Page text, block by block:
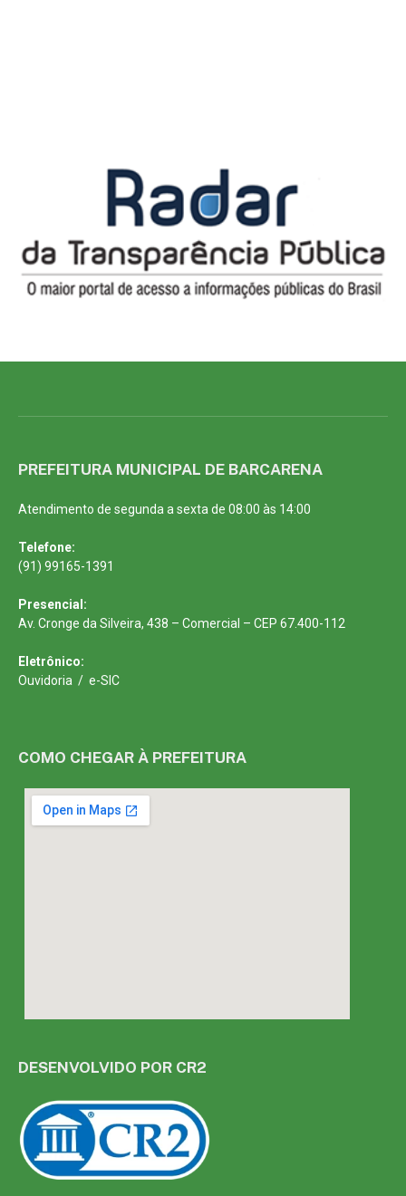
PREFEITURA MUNICIPAL DE BARCARENA
Atendimento de segunda a sexta de 08:00 às 14:00
Telefone:
(91) 99165-1391
Presencial:
Av. Cronge da Silveira, 438 – Comercial – CEP 67.400-112
Eletrônico:
Ouvidoria / e-SIC
COMO CHEGAR À PREFEITURA
DESENVOLVIDO POR CR2